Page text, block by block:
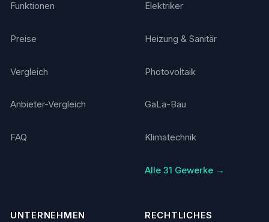
Funktionen
Preise
Vergleich
Anbieter-Vergleich
FAQ
Elektriker
Heizung & Sanitär
Photovoltaik
GaLa-Bau
Klimatechnik
Alle 31 Gewerke →
UNTERNEHMEN RECHTLICHES